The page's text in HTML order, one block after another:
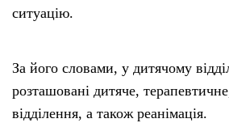
ситуацію.
За його словами, у дитячому
розташовані дитяче,
відділення, а також реанімація.